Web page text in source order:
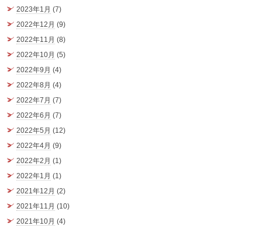
2023年1月 (7)
2022年12月 (9)
2022年11月 (8)
2022年10月 (5)
2022年9月 (4)
2022年8月 (4)
2022年7月 (7)
2022年6月 (7)
2022年5月 (12)
2022年4月 (9)
2022年2月 (1)
2022年1月 (1)
2021年12月 (2)
2021年11月 (10)
2021年10月 (4)